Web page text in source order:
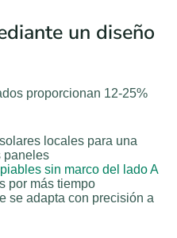
un diseño
proporcionan 12-25%
locales para una
paneles
sin marco del lado A
por más tiempo
se adapta con precisión a